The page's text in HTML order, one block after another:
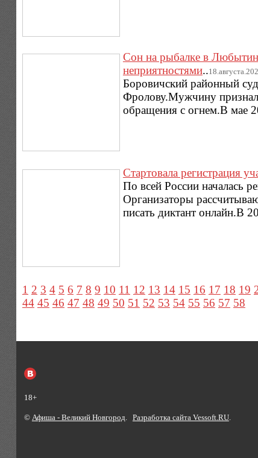
Сон на рыбалке в
неприятностями..
Боровичский районный
Фролову.Мужчину
обращения с огнем.В мае
Стартовала регистрация
По всей России началась
Организаторы
писать диктант онлайн.В
1 2 3 4 5 6 7 8 9 10 11 12 13 14 15 16 17 18 19
44 45 46 47 48 49 50 51 52 53 54 55 56 57 58
18+
© Афиша - Великий Новгород. Разработка сайта Vessoft.RU.